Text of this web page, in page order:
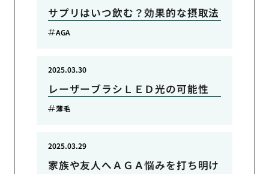
サプリはいつ飲む？効果的な摂取法
AGA
レーザーブラシＬＥＤ光の可能性
2025.03.30
薄毛
家族や友人へＡＧＡ悩みを打ち明け
2025.03.29